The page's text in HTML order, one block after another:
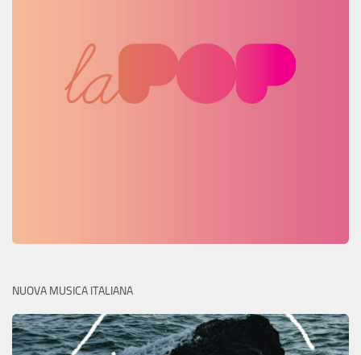
NUOVA MUSICA ITALIANA